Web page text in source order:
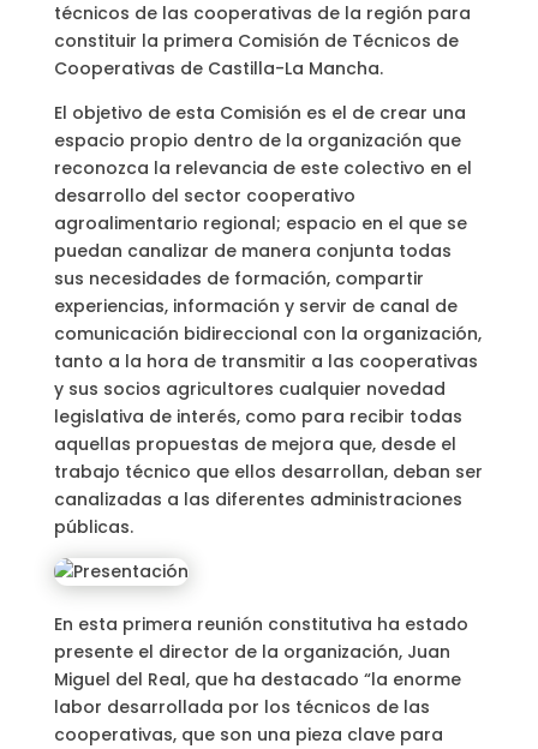
técnicos de las cooperativas de la región para
constituir la primera Comisión de Técnicos de
Cooperativas de Castilla-La Mancha.
El objetivo de esta Comisión es el de crear una
espacio propio dentro de la organización que
reconozca la relevancia de este colectivo en el
desarrollo del sector cooperativo
agroalimentario regional; espacio en el que se
puedan canalizar de manera conjunta todas
sus necesidades de formación, compartir
experiencias, información y servir de canal de
comunicación bidireccional con la organización,
tanto a la hora de transmitir a las cooperativas
y sus socios agricultores cualquier novedad
legislativa de interés, como para recibir todas
aquellas propuestas de mejora que, desde el
trabajo técnico que ellos desarrollan, deban ser
canalizadas a las diferentes administraciones
públicas.
En esta primera reunión constitutiva ha estado
presente el director de la organización, Juan
Miguel del Real, que ha destacado “la enorme
labor desarrollada por los técnicos de las
cooperativas, que son una pieza clave para